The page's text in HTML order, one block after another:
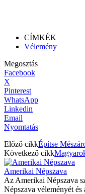
CÍMKÉK
Vélemény
Megosztás
Facebook
X
Pinterest
WhatsApp
Linkedin
Email
Nyomtatás
Előző cikkÉpítse
Következő cikk
Amerikai Népszava
Az Amerikai Népszava
Népszava véleményét